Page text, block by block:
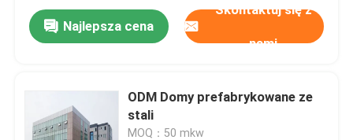
Najlepsza cena
Skontaktuj się z
nami
ODM Domy prefabrykowane ze
stali
MOQ：50 mkw